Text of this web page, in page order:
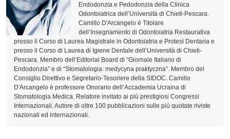
Endodonzia e Pedodonzia della Clinica
Odontoiatrica dell’Università di Chieti-Pescara.
Camillo D'Arcangelo è Titolare
dell’Insegnamento di Odontoiatria Restaurativa
presso il Corso di Laurea Magistrale in Odontoiatria e Protesi Dentaria e
presso il Corso di Laurea di Igiene Dentale dell’Università di Chieti-
Pescara. Membro dell’Editorial Board di “Giornale Italiano di
Endodonzia” e di “Stomatologia: medycyna praktyczna”. Membro del
Consiglio Direttivo e Segretario-Tesoriere della SIDOC. Camillo
D'Arcangelo è professore Onorario dell’Accademia Ucraina di
Stomatologia Medica. Relatore invitato ai più prestigiosi Congressi
Internazionali. Autore di oltre 100 pubblicazioni sulle più quotate riviste
nazionali ed internazionali.